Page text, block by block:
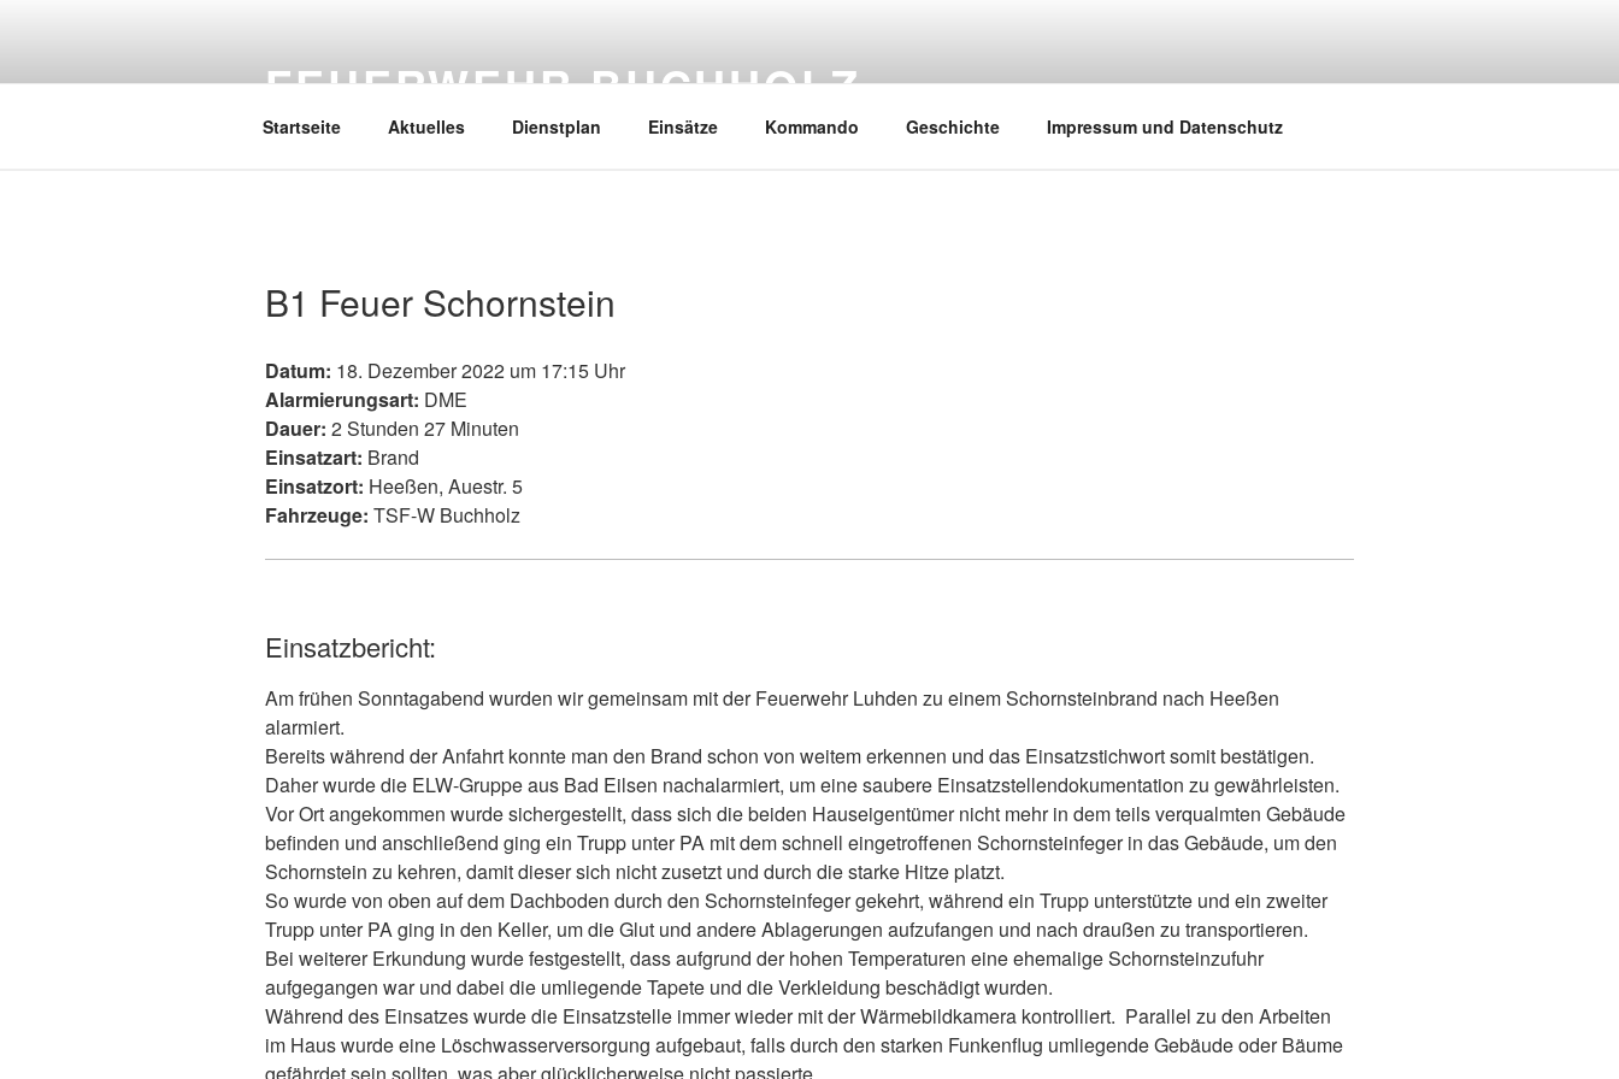
FEUERWEHR BUCHHOLZ
Startseite Aktuelles Dienstplan Einsätze Kommando Geschichte Impressum und Datenschutz
B1 Feuer Schornstein
Datum: 18. Dezember 2022 um 17:15 Uhr
Alarmierungsart: DME
Dauer: 2 Stunden 27 Minuten
Einsatzart: Brand
Einsatzort: Heeßen, Auestr. 5
Fahrzeuge: TSF-W Buchholz
Einsatzbericht:
Am frühen Sonntagabend wurden wir gemeinsam mit der Feuerwehr Luhden zu einem Schornsteinbrand nach Heeßen
alarmiert.
Bereits während der Anfahrt konnte man den Brand schon von weitem erkennen und das Einsatzstichwort somit bestätigen.
Daher wurde die ELW-Gruppe aus Bad Eilsen nachalarmiert, um eine saubere Einsatzstellendokumentation zu gewährleisten.
Vor Ort angekommen wurde sichergestellt, dass sich die beiden Hauseigentümer nicht mehr in dem teils verqualmten Gebäude
befinden und anschließend ging ein Trupp unter PA mit dem schnell eingetroffenen Schornsteinfeger in das Gebäude, um den
Schornstein zu kehren, damit dieser sich nicht zusetzt und durch die starke Hitze platzt.
So wurde von oben auf dem Dachboden durch den Schornsteinfeger gekehrt, während ein Trupp unterstützte und ein zweiter
Trupp unter PA ging in den Keller, um die Glut und andere Ablagerungen aufzufangen und nach draußen zu transportieren.
Bei weiterer Erkundung wurde festgestellt, dass aufgrund der hohen Temperaturen eine ehemalige Schornsteinzufuhr
aufgegangen war und dabei die umliegende Tapete und die Verkleidung beschädigt wurden.
Während des Einsatzes wurde die Einsatzstelle immer wieder mit der Wärmebildkamera kontrolliert. Parallel zu den Arbeiten
im Haus wurde eine Löschwasserversorgung aufgebaut, falls durch den starken Funkenflug umliegende Gebäude oder Bäume